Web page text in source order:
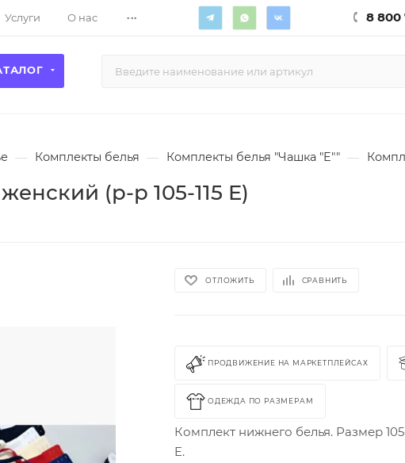
Услуги О нас ... 8 800
— Комплекты белья — Комплекты белья "Чашка "E"" —
(р-р 105-115 E)
ОТЛОЖИТЬ СРАВНИТЬ
ПРОДВИЖЕНИЕ НА МАРКЕТПЛЕЙСАХ
ОДЕЖДА ПО РАЗМЕРАМ
Комплект нижнего белья. Размер 105-
E.